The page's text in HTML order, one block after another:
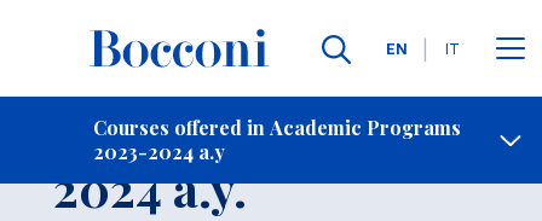
Languages
EN IT
Courses offered in Academic Programs
2023-2024 a.y
Contact Us
Course 2023-
2024 a.y.